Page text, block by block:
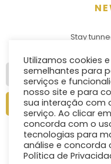
Stay
Utilizamos cookies
semelhantes para
serviços e
nosso site e para
sua interação com
serviço. Ao clicar
concorda com o
tecnologias para
análise e concorda
Política de